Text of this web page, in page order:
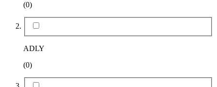
(0)
ADLY
(0)